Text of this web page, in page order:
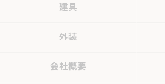
建具
外装
会社概要